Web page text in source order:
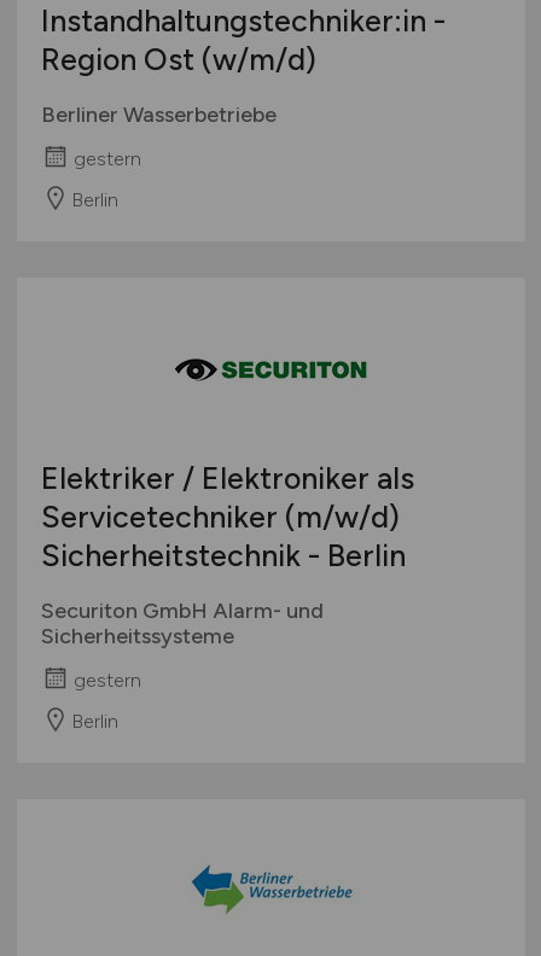
Instandhaltungstechniker:in -
Region Ost (w/m/d)
Berliner Wasserbetriebe
gestern
Berlin
Elektriker / Elektroniker als
Servicetechniker (m/w/d)
Sicherheitstechnik - Berlin
Securiton GmbH Alarm- und
Sicherheitssysteme
gestern
Berlin